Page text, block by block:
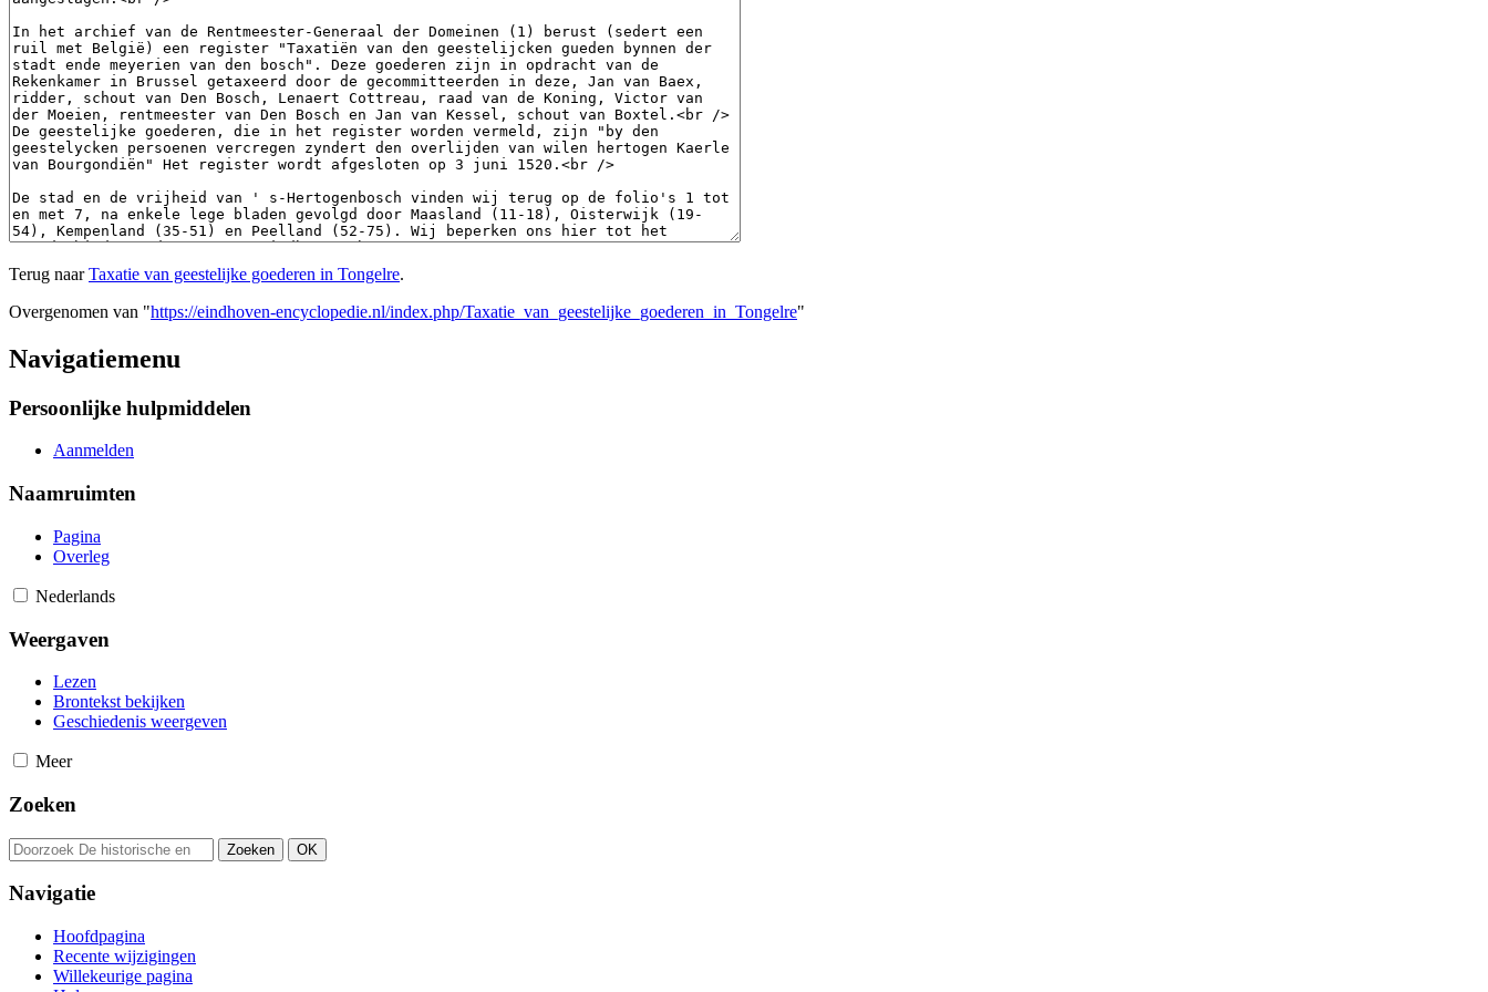
Terug naarTaxatie van geestelijke goederen in Tongelre.
Overgenomen van "https://eindhoven-encyclopedie.nl/index.php/Taxatie_van_geestelijke_goederen_in_Tongelre"
Navigatiemenu
Persoonlijke hulpmiddelen
Aanmelden
Naamruimten
Pagina
Overleg
Nederlands
Weergaven
Lezen
Brontekst bekijken
Geschiedenis weergeven
Meer
Zoeken
Navigatie
Hoofdpagina
Recente wijzigingen
Willekeurige pagina